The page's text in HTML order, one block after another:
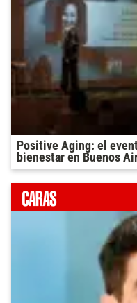
Positive Aging: el
bienestar en Buenos